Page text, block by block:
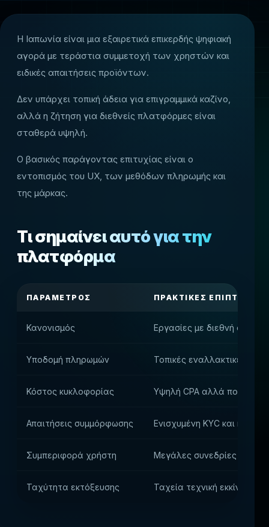
Η Ιαπωνία είναι μια εξαιρετικά επικερδής ψηφιακή
αγορά με τεράστια συμμετοχή των χρηστών και
ειδικές απαιτήσεις προϊόντων.
Δεν υπάρχει τοπική άδεια για επιγραμμικά καζίνο,
αλλά η ζήτηση για διεθνείς πλατφόρμες είναι
σταθερά υψηλή.
Ο βασικός παράγοντας επιτυχίας είναι ο
εντοπισμός του UX, των μεθόδων πληρωμής και
της μάρκας.
Τι σημαίνει αυτό για την
πλατφόρμα
ΠΑΡΆΜΕΤΡΟΣ ΠΡΑΚΤΙΚΈΣ ΕΠΙΠΤΏΣΕΙΣ
Κανονισμός Εργασίες με διεθνή άδεια
Υποδομή πληρωμών Τοπικές εναλλακτικές
Κόστος κυκλοφορίας Υψηλή CPA αλλά πολύ
Απαιτήσεις συμμόρφωσης Ενισχυμένη KYC και
Συμπεριφορά χρήστη Μεγάλες συνεδρίες
Ταχύτητα εκτόξευσης Ταχεία τεχνική εκκίνηση